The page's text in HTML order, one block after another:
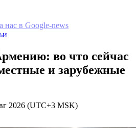
наc в Google-news
во что сейчас
и зарубежные
2026 (UTC+3 MSK)